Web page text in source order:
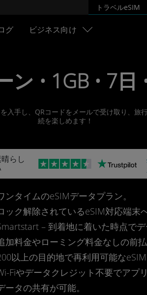
トラベルeSIM
グ ビジネス向け
ン • 1GB • 7日
手し、QRコードをメールで受け取り、旅
続を楽しめます！
らし
ンタイムのeSIMデータプラン。
ック解除されているeSIM対応端末
– 到着地に着いた時点で
加料金やローミング料金なしの前払
以上の目的地で再利用可能なeSIM
Fiやデータクレジット不要でアプ
ータの共有が可能。